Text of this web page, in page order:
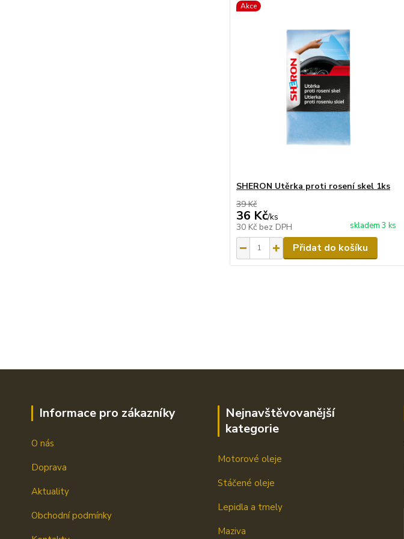
Akce
SHERON Utěrka proti rosení skel 1ks
39 Kč
36 Kč/ks
30 Kč bez DPH skladem 3 ks
Přidat do košíku
Informace pro zákazníky
O nás
Doprava
Aktuality
Obchodní podmínky
Nejnavštěvovanější
kategorie
Motorové oleje
Stáčené oleje
Lepidla a tmely
Maziva